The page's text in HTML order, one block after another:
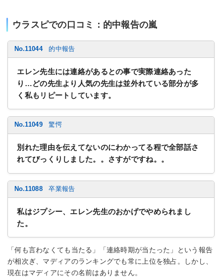
ウラスピでの口コミ：的中報告の嵐
No.11044 的中報告
エレン先生には連絡があるとの事で実際連絡あった
り…どの先生より人気の先生は並外れている部分が多
く私もリピートしています。
No.11049 驚愕
別れた理由を伝えてないのにわかってる程で全部話さ
れてびっくりしました。。さすがですね。。
No.11088 卒業報告
私はジプシー、エレン先生のおかげでやめられまし
た。
「何も言わなくても当たる」「連絡時期が当たった」という報告
が相次ぎ、マディアのランキングでも常に上位を独占。しかし、
現在はマディアにその名前はありません。